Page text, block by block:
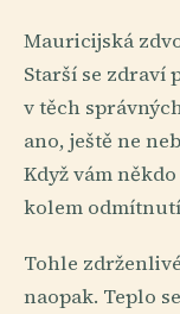
Mauricijská
Starší se zdraví
v těch
ano, ještě ne
Když vám
kolem
Tohle
naopak. Teplo